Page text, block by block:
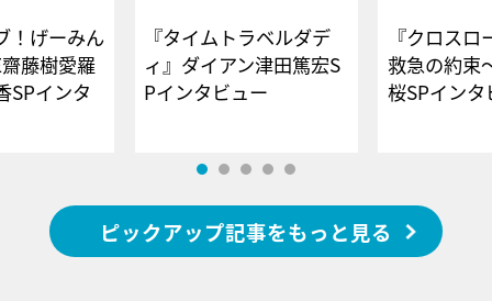
！げーみん
藤樹愛羅
SPインタ
『タイムトラベルダデ
ィ』ダイアン津田篤宏S
Pインタビュー
『クロス
救急の約束
桜SPイ
ピックアップ記事をもっと見る